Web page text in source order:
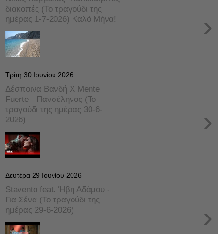
διακοπές (Το τραγούδι της
ημέρας 1-7-2026) Καλό Μήνα!
›
Τρίτη 30 Ιουνίου 2026
Δέσποινα Βανδή Χ Mente
Fuerte - Πανσέληνος (Το
τραγούδι της ημέρας 30-6-
2026)
›
Δευτέρα 29 Ιουνίου 2026
Stavento feat. Ήβη Αδάμου -
Για Σένα (Το τραγούδι της
ημέρας 29-6-2026)
›